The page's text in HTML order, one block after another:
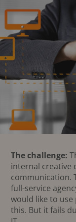
The challenge:
internal creative
communication.
full-service
would like to
this. But it fails